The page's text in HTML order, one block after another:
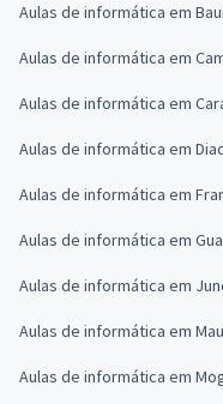
Aulas de informática em
Aulas de informática em
Aulas de informática em
Aulas de informática em
Aulas de informática em
Aulas de informática em
Aulas de informática em
Aulas de informática em
Aulas de informática em